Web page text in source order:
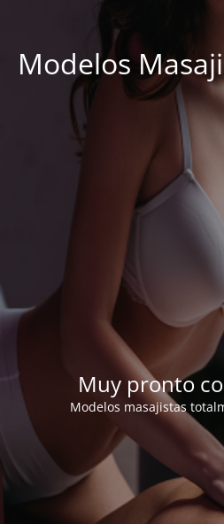
Modelos
Muy pronto
Modelos masajistas